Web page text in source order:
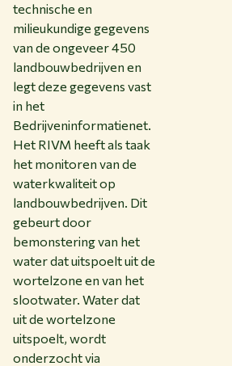
technische en
milieukundige gegevens
van de ongeveer 450
landbouwbedrijven en
legt deze gegevens vast
in het
Bedrijveninformatienet.
Het RIVM heeft als taak
het monitoren van de
waterkwaliteit op
landbouwbedrijven. Dit
gebeurt door
bemonstering van het
water dat uitspoelt uit de
wortelzone en van het
slootwater. Water dat
uit de wortelzone
uitspoelt, wordt
onderzocht via